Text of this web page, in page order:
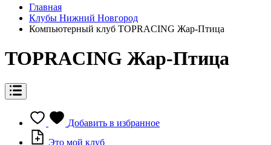
Главная
Клубы Нижний Новгород
Компьютерный клуб TOPRACING Жар-Птица
TOPRACING Жар-Птица
Добавить в избранное
Это мой клуб